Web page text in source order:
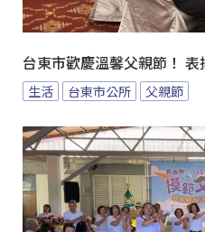
台東市歡慶溫馨父親節！
生活 台東市公所 父親節